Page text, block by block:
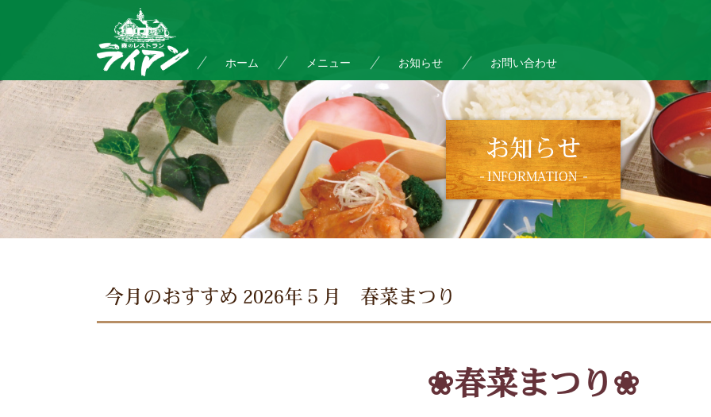
ホーム メニュー お知らせ お問い合わせ
お知らせ
INFORMATION
今月のおすすめ 2026年５月 春菜まつり
❀春菜まつり ❀